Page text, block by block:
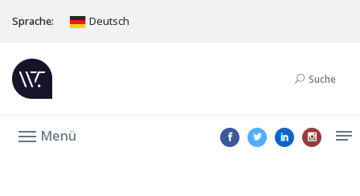
Sprache: Deutsch
Suche
Menü